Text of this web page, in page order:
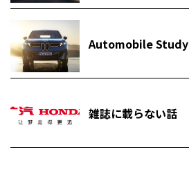
Automobile Study
雑誌に載らない話